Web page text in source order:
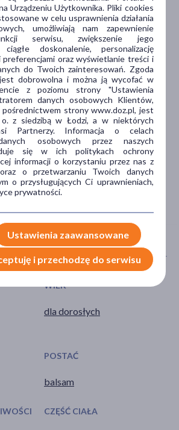
SAN. TİC. A.Ş.
- Turcja
Z O.O.
WIEK
dla dorosłych
POSTAĆ
balsam
CZĘŚĆ CIAŁA
Urządzeniu Użytkownika. Pliki cookies
w celu usprawnienia działania
umożliwiają nam zapewnienie
serwisu, zwiększenie jego
ciągłe doskonalenie, personalizację
preferencjami oraz wyświetlanie treści i
do Twoich zainteresowań. Zgoda
dobrowolna i można ją wycofać w
z poziomu strony "Ustawienia
danych osobowych Klientów,
pośrednictwem strony www.doz.pl, jest
z siedzibą w Łodzi, a w niektórych
Partnerzy. Informacja o celach
osobowych przez naszych
się w ich politykach ochrony
informacji o korzystaniu przez nas z
o przetwarzaniu Twoich danych
o przysługujących Ci uprawnieniach,
prywatności.
Ustawienia zaawansowane
i przechodzę do serwisu